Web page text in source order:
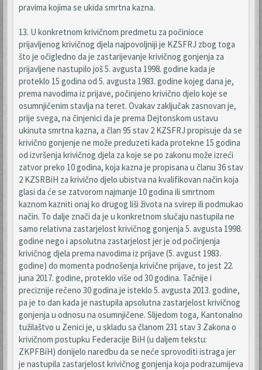
pravima kojima se ukida smrtna kazna.
13. U konkretnom krivičnom predmetu za počinioce
prijavljenog krivičnog djela najpovoljniji je KZSFRJ zbog toga
što je očigledno da je zastarijevanje krivičnog gonjenja za
prijavljene nastupilo još 5. avgusta 1998. godine kada je
proteklo 15 godina od 5. avgusta 1983. godine kojeg dana je,
prema navodima iz prijave, počinjeno krivično djelo koje se
osumnjičenim stavlja na teret. Ovakav zaključak zasnovan je,
prije svega, na činjenici da je prema Dejtonskom ustavu
ukinuta smrtna kazna, a član 95 stav 2 KZSFRJ propisuje da se
krivično gonjenje ne može preduzeti kada protekne 15 godina
od izvršenja krivičnog djela za koje se po zakonu može izreći
zatvor preko 10 godina, koja kazna je propisana u članu 36 stav
2 KZSRBiH za krivično djelo ubistva na kvalifikovan način koja
glasi da će se zatvorom najmanje 10 godina ili smrtnom
kaznom kazniti onaj ko drugog liši života na svirep ili podmukao
način. To dalje znači da je u konkretnom slučaju nastupila ne
samo relativna zastarjelost krivičnog gonjenja 5. avgusta 1998.
godine nego i apsolutna zastarjelost jer je od počinjenja
krivičnog djela prema navodima iz prijave (5. avgust 1983.
godine) do momenta podnošenja krivične prijave, to jest 22.
juna 2017. godine, proteklo više od 30 godina. Tačnije i
preciznije rečeno 30 godina je isteklo 5. avgusta 2013. godine,
pa je to dan kada je nastupila apsolutna zastarjelost krivičnog
gonjenja u odnosu na osumnjičene. Slijedom toga, Kantonalno
tužilaštvo u Zenici je, u skladu sa članom 231 stav 3 Zakona o
krivičnom postupku Federacije BiH (u daljem tekstu:
ZKPFBiH) donijelo naredbu da se neće sprovoditi istraga jer
je nastupila zastarjelost krivičnog gonjenja koja podrazumijeva